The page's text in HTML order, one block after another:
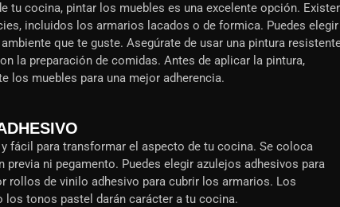
tu cocina, pintar los muebles es una excelente opción.
incluidos los armarios lacados o de formica. Puedes elegir
que te guste. Asegúrate de usar una pintura
la preparación de comidas. Antes de aplicar la pintura,
los muebles para una mejor adherencia.
fácil para transformar el aspecto de tu cocina. Se coloca
ni pegamento. Puedes elegir azulejos adhesivos para
rollos de vinilo adhesivo para cubrir los armarios. Los
tonos pastel darán carácter a tu cocina.